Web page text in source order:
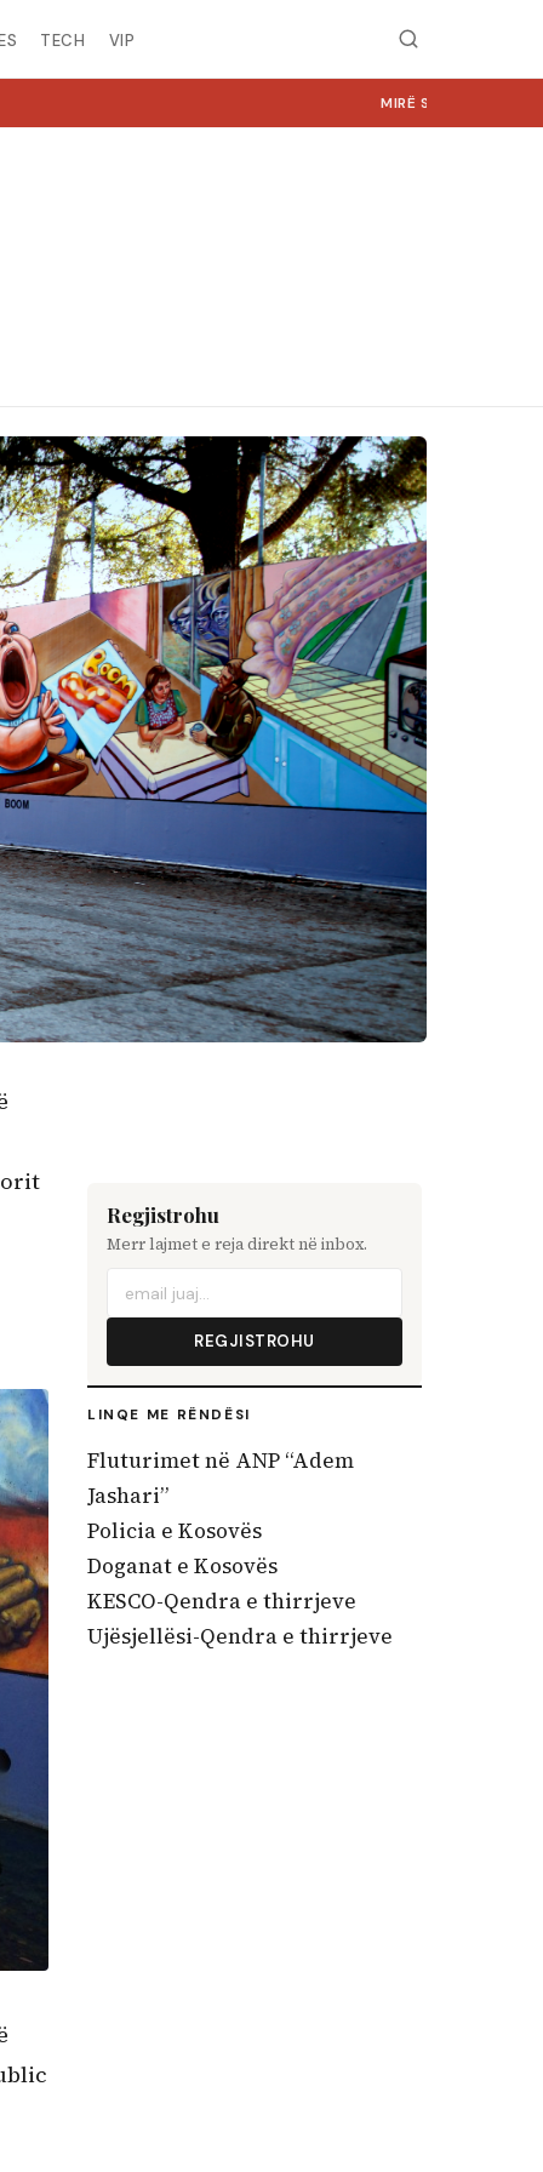
TECH VIP
MIRË SE VINI NË NGJYRA.COM
Regjistrohu
Merr lajmet e reja direkt në inbox.
REGJISTROHU
LINQE ME RËNDËSI
Fluturimet në ANP “Adem
Jashari”
Policia e Kosovës
Doganat e Kosovës
KESCO-Qendra e thirrjeve
Ujësjellësi-Qendra e thirrjeve